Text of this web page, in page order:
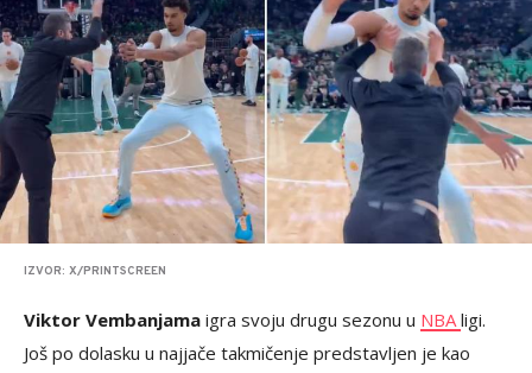
IZVOR: X/PRINTSCREEN
Viktor Vembanjama igra svoju drugu sezonu u NBAligi.
Još po dolasku u najjače takmičenje predstavljen je kao